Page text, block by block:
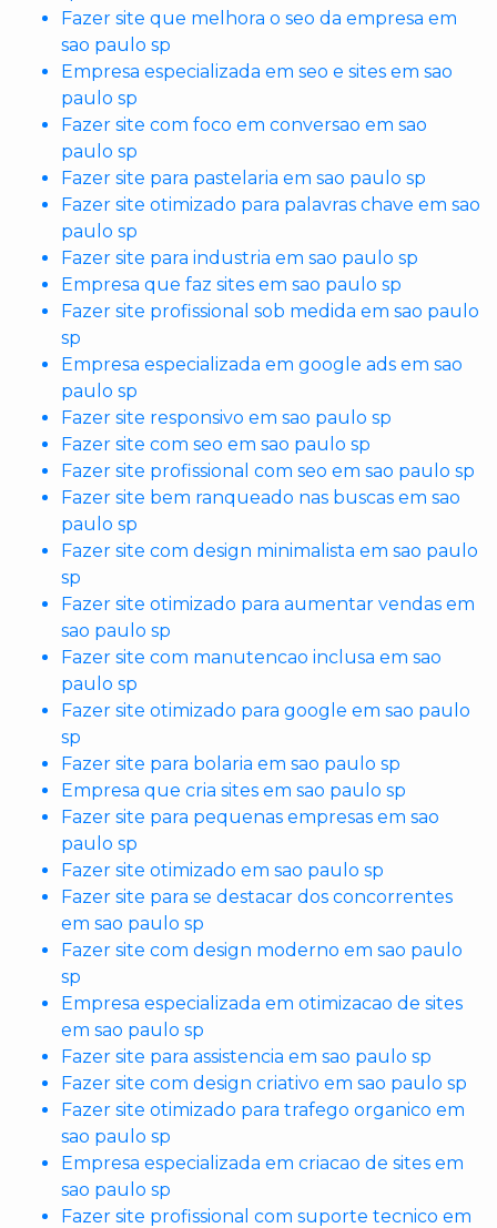
Fazer site que melhora o seo da empresa em
sao paulo sp
Empresa especializada em seo e sites em sao
paulo sp
Fazer site com foco em conversao em sao
paulo sp
Fazer site para pastelaria em sao paulo sp
Fazer site otimizado para palavras chave em sao
paulo sp
Fazer site para industria em sao paulo sp
Empresa que faz sites em sao paulo sp
Fazer site profissional sob medida em sao paulo
sp
Empresa especializada em google ads em sao
paulo sp
Fazer site responsivo em sao paulo sp
Fazer site com seo em sao paulo sp
Fazer site profissional com seo em sao paulo sp
Fazer site bem ranqueado nas buscas em sao
paulo sp
Fazer site com design minimalista em sao paulo
sp
Fazer site otimizado para aumentar vendas em
sao paulo sp
Fazer site com manutencao inclusa em sao
paulo sp
Fazer site otimizado para google em sao paulo
sp
Fazer site para bolaria em sao paulo sp
Empresa que cria sites em sao paulo sp
Fazer site para pequenas empresas em sao
paulo sp
Fazer site otimizado em sao paulo sp
Fazer site para se destacar dos concorrentes
em sao paulo sp
Fazer site com design moderno em sao paulo
sp
Empresa especializada em otimizacao de sites
em sao paulo sp
Fazer site para assistencia em sao paulo sp
Fazer site com design criativo em sao paulo sp
Fazer site otimizado para trafego organico em
sao paulo sp
Empresa especializada em criacao de sites em
sao paulo sp
Fazer site profissional com suporte tecnico em